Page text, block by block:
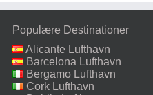
Populære Destinationer
Alicante Lufthavn
Barcelona Lufthavn
Bergamo Lufthavn
Cork Lufthavn